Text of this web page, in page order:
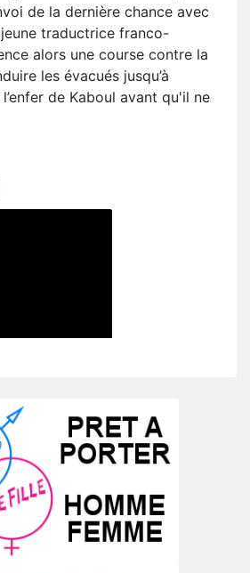
de la dernière chance avec
jeune traductrice franco-
alors une course contre la
les évacués jusqu’à
de Kaboul avant qu'il ne